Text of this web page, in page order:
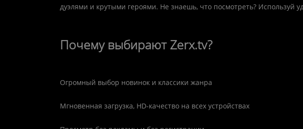
дуэлями и крутыми героями. Не знаешь, что посмотреть? Используй
Почему выбирают Zerx.tv?
Огромный выбор новинок и классики жанра
Мгновенная загрузка, HD-качество на всех устройствах